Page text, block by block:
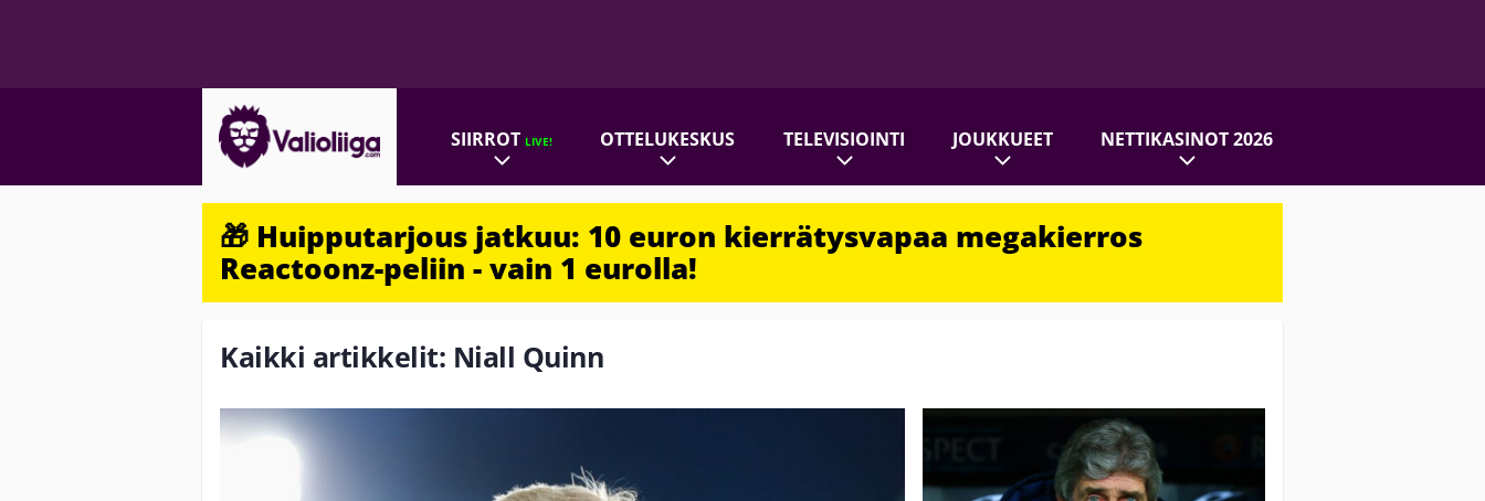
SIIRROTLIVE! OTTELUKESKUS TELEVISIOINTI JOUKKUEET NETTIKASINOT 2026
🎁 Huipputarjous jatkuu: 10 euron kierrätysvapaa megakierros
Reactoonz-peliin - vain 1 eurolla!
Kaikki artikkelit: Niall Quinn